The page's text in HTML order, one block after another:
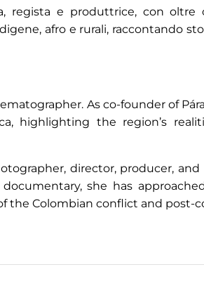
regista e produttrice, con
afro e rurali, raccontando
As co-founder of
highlighting the region’s
director, producer,
she has
the Colombian conflict and post-